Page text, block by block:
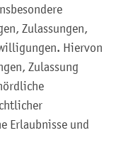
Zulassungen,
Hiervon
Zulassung
Erlaubnisse und